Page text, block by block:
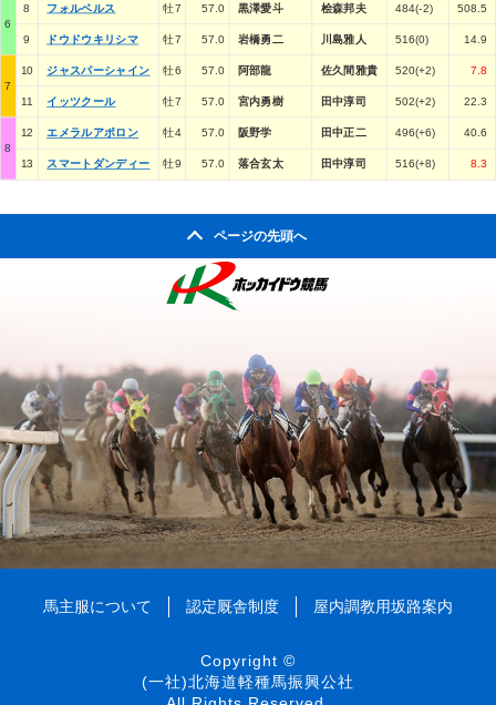
6
8 フォルベルス 牡7 57.0 黒澤愛斗 桧森邦夫 484(-2) 508.5
9 ドウドウキリシマ 牡7 57.0 岩橋勇二 川島雅人 516(0) 14.9
7
10 ジャスパーシャイン 牡6 57.0 阿部龍 佐久間雅貴 520(+2) 7.8
11 イッツクール 牡7 57.0 宮内勇樹 田中淳司 502(+2) 22.3
8
12 エメラルアポロン 牡4 57.0 阪野学 田中正二 496(+6) 40.6
13 スマートダンディー 牡9 57.0 落合玄太 田中淳司 516(+8) 8.3
ページの先頭へ
馬主服について 認定厩舎制度 屋内調教用坂路案内
Copyright ©
(一社)北海道軽種馬振興公社